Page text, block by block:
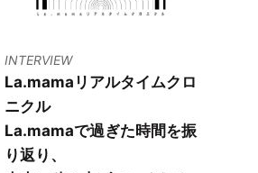
INTERVIEW
La.mamaリアルタイムクロ
ニクル
La.mamaで過ぎた時間を振
り返り、